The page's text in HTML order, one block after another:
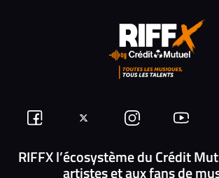
Suivez-
nous
Suivez-
nous
Nous
rejoindre
Nous
RIFFX l’écosystème du Crédit
artistes et aux fans de